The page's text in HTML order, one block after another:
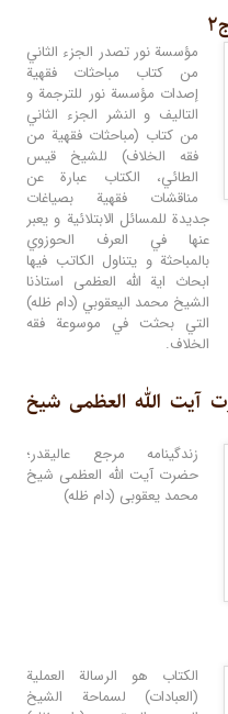
مؤسسة نور تصدر الجزء الثاني
من كتاب مباحثات فقهية
إصدات مؤسسة نور للترجمة و
التاليف و النشر الجزء الثاني
من كتاب (مباحثات فقهیة من
فقه الخلاف) للشيخ قيس
الطائي، الكتاب عبارة عن
مناقشات فقهية بصياغات
جديدة للمسائل الابتلائية و يعبر
عنها في العرف الحوزوي
بالمباحثة و يتناول الكاتب فيها
ابحاث اية الله العظمى استاذنا
الشيخ محمد اليعقوبي (دام ظله)
التي بحثت في موسوعة فقه
الخلاف.
آیت الله العظمى شیخ
زندگينامه مرجع عاليقدر؛
حضرت آيت الله العظمى شيخ
محمد يعقوبى (دام ظله)
الكتاب هو الرسالة العملية
(العبادات) لسماحة الشيخ